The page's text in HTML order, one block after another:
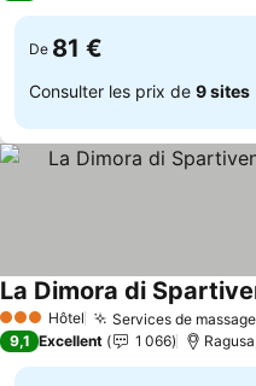
De 81 €
Consulter les prix de 9 sites
3 ÉtoilesHôtel Services de
Consulter les prix
9,1 Excellent 1 066